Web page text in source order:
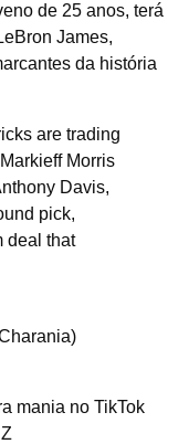
de 25 anos, terá
James,
da história
are trading
Morris
Davis,
pick,
deal that
mania no TikTok